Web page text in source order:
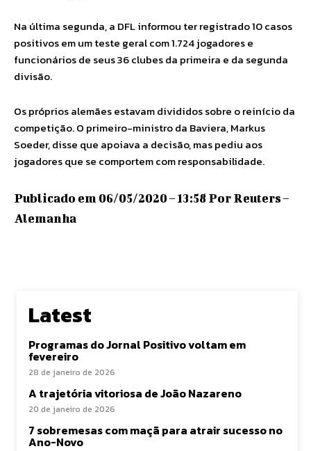
Na última segunda, a DFL informou ter registrado 10 casos
positivos em um teste geral com 1.724 jogadores e
funcionários de seus 36 clubes da primeira e da segunda
divisão.
Os próprios alemães estavam divididos sobre o reinício da
competição. O primeiro-ministro da Baviera, Markus
Soeder, disse que apoiava a decisão, mas pediu aos
jogadores que se comportem com responsabilidade.
Publicado em 06/05/2020 – 13:58 Por Reuters –
Alemanha
Latest
Programas do Jornal Positivo voltam em
fevereiro
28 de janeiro de 2026
A trajetória vitoriosa de João Nazareno
20 de janeiro de 2026
7 sobremesas com maçã para atrair sucesso no
Ano-Novo